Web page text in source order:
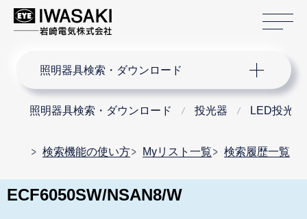
照明器具検索・ダウンロード
照明器具検索・ダウンロード 投光器 LED投光器
検索機能の使い方 Myリスト一覧 検索履歴一覧
ECF6050SW/NSAN8/W